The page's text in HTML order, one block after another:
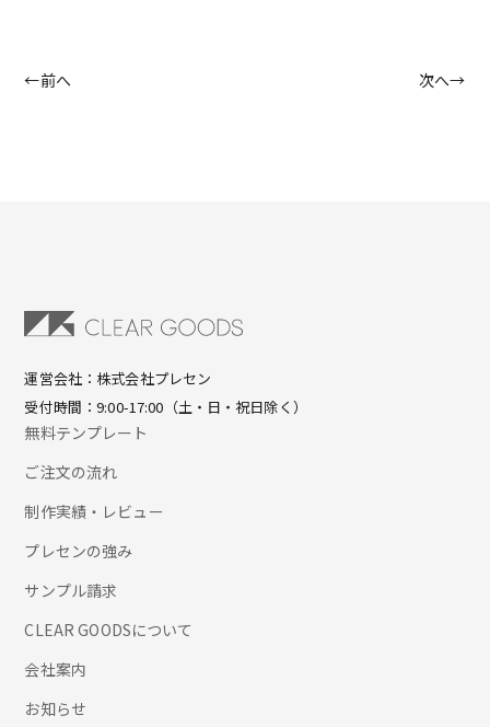
←前へ 次へ→
運営会社：株式会社プレセン
受付時間：9:00-17:00（土・日・祝日除く）
無料テンプレート
ご注文の流れ
制作実績・レビュー
プレセンの強み
サンプル請求
CLEAR GOODSについて
会社案内
お知らせ